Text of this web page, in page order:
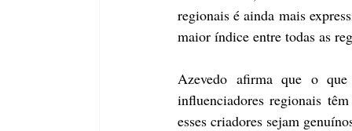
regionais é ainda mais
maior índice entre todas as
Azevedo afirma que o
influenciadores regionais
esses criadores sejam